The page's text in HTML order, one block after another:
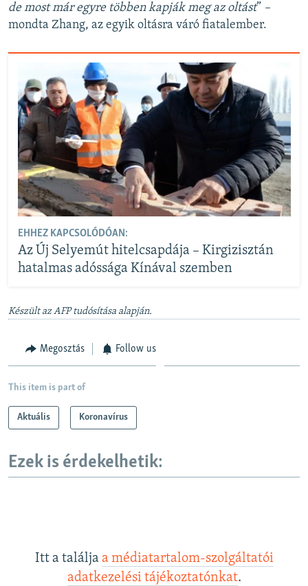
de most már egyre többen kapják meg az oltást” –
mondta Zhang, az egyik oltásra váró fiatalember.
EHHEZ KAPCSOLÓDÓAN:
Az Új Selyemút hitelcsapdája – Kirgizisztán
hatalmas adóssága Kínával szemben
Készült az AFP tudósítása alapján.
Megosztás Follow us
This item is part of
Aktuális Koronavírus
Ezek is érdekelhetik:
Itt a találja a médiatartalom-szolgáltatói
adatkezelési tájékoztatónkat.